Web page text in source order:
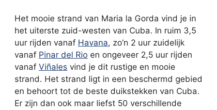
Het mooie strand van Maria la Gorda vind je in
het uiterste zuid-westen van Cuba. In ruim 3,5
uur rijden vanaf Havana, zo’n 2 uur zuidelijk
vanaf Pinar del Rio en ongeveer 2,5 uur rijden
vanaf Viñales vind je dit rustige en mooie
strand. Het strand ligt in een beschermd gebied
en behoort tot de beste duikstekken van Cuba.
Er zijn dan ook maar liefst 50 verschillende